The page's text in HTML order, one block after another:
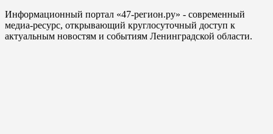
Информационный портал «47-регион.ру» - современный
медиа-ресурс, открывающий круглосуточный доступ к
актуальным новостям и событиям Ленинградской области.